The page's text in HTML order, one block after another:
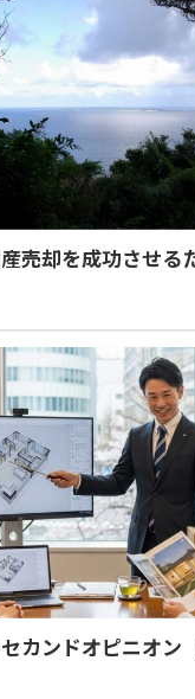
売却を成功させる
カンドオピニオン